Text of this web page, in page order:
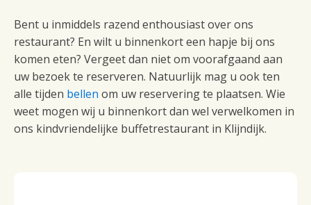
Bent u inmiddels razend enthousiast over ons
restaurant? En wilt u binnenkort een hapje bij ons
komen eten? Vergeet dan niet om voorafgaand aan
uw bezoek te reserveren. Natuurlijk mag u ook ten
alle tijden bellen om uw reservering te plaatsen. Wie
weet mogen wij u binnenkort dan wel verwelkomen in
ons kindvriendelijke buffetrestaurant in Klijndijk.